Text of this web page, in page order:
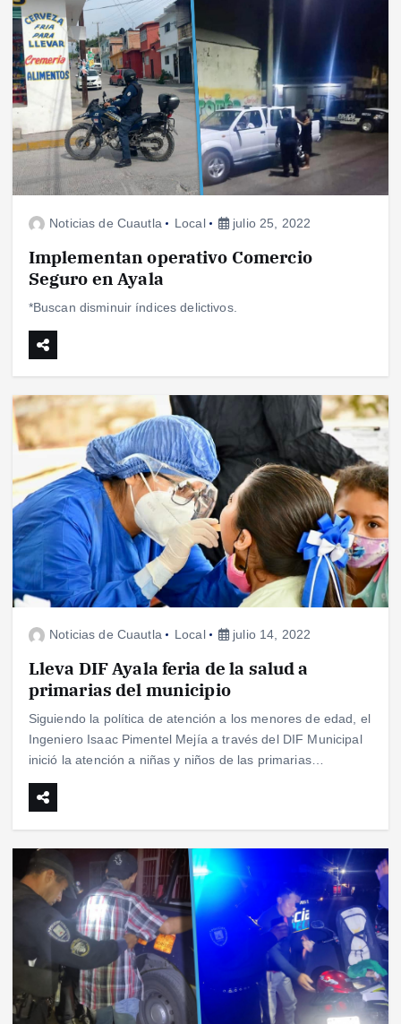
Noticias de Cuautla Local julio 25, 2022
Implementan operativo Comercio
Seguro en Ayala
*Buscan disminuir índices delictivos.
Noticias de Cuautla Local julio 14, 2022
Lleva DIF Ayala feria de la salud a
primarias del municipio
Siguiendo la política de atención a los menores de edad, el
Ingeniero Isaac Pimentel Mejía a través del DIF Municipal
inició la atención a niñas y niños de las primarias…